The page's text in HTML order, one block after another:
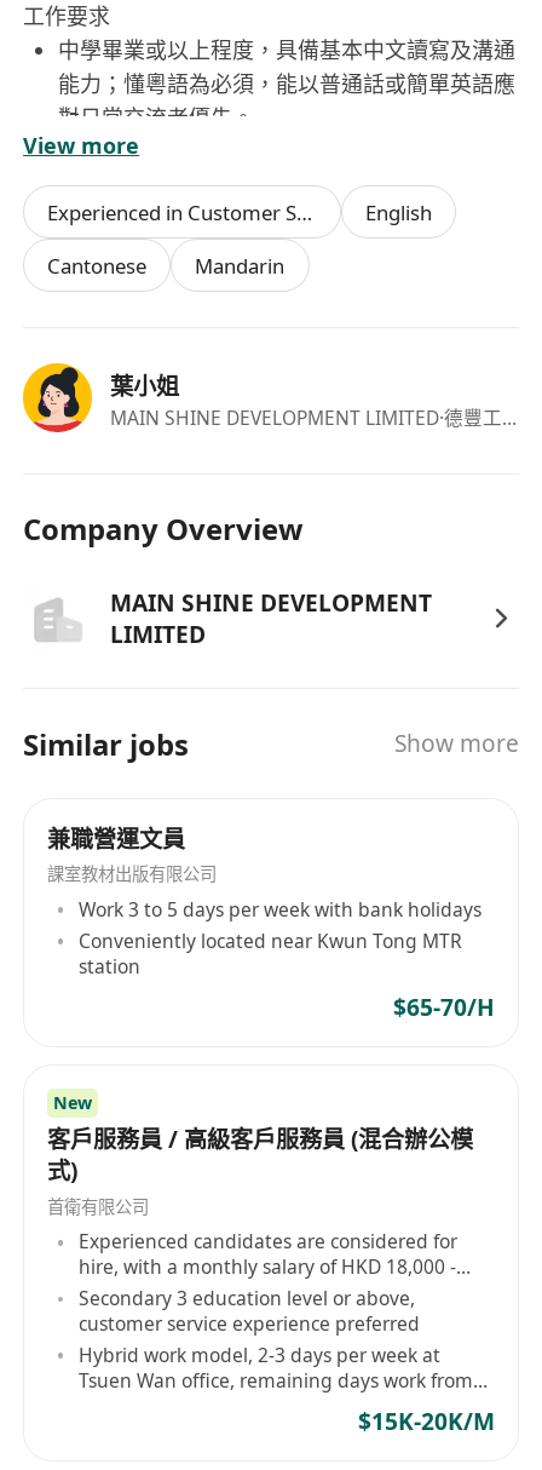
工作要求
中學畢業或以上程度，具備基本中文讀寫及溝通
能力；懂粵語為必須，能以普通話或簡單英語應
對日常交流者優先。
具備良好服務意識與同理心，能穩定應對不同類
型客戶情緒，具備基本衝突處理及危機意識。
身體健康，能適應長時間站立、步行及夜間輪班
（12:00–22:00 或 13:00–23:00），每週工作六
天。
先考慮。
願意接受在職培訓，包括消防安全、急救知識、
每月基本薪金港幣$15,000元
工作地點位於荃灣，交通便利
View more
Experienced in Customer Services
English
Cantonese
Mandarin
葉小姐
MAIN SHINE DEVELOPMENT LIMITED·德豐工業中心
Company Overview
MAIN SHINE DEVELOPMENT
LIMITED
Similar jobs Show more
兼職營運文員
課室教材出版有限公司
Work 3 to 5 days per week with bank holidays
Conveniently located near Kwun Tong MTR
station
$65-70/H
New
客戶服務員 / 高級客戶服務員 (混合辦公模
式)
首衛有限公司
Experienced candidates are considered for
hire, with a monthly salary of HKD 18,000 -
20,000
Secondary 3 education level or above,
customer service experience preferred
Hybrid work model, 2-3 days per week at
Tsuen Wan office, remaining days work from
$15K-20K/M